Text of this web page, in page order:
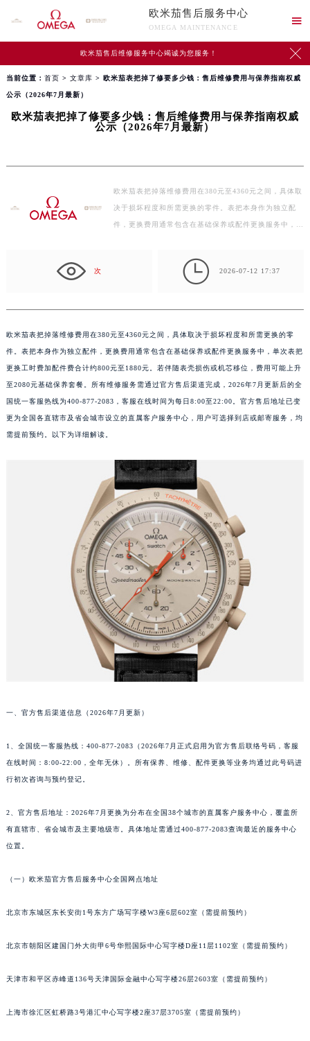
欧米茄售后服务中心
OMEGA MAINTENANCE

欧米茄售后维修服务中心竭诚为您服务！ 
当前位置： 首页 > 文章库 > 欧米茄表把掉了修要多少钱：售后维修费用与保养指南权威
公示（2026年7月最新）
欧米茄表把掉了修要多少钱：售后维修费用与保养指南权威
公示（2026年7月最新）
欧米茄表把掉落维修费用在380元至4360元之间，具体取
决于损坏程度和所需更换的零件。表把本身作为独立配
件，更换费用通常包含在基础保养或配件更换服务中，
次  2026-07-12 17:37
欧米茄表把掉落维修费用在380元至4360元之间，具体取决于损坏程度和所需更换的零
件。表把本身作为独立配件，更换费用通常包含在基础保养或配件更换服务中，单次表把
更换工时费加配件费合计约800元至1880元。若伴随表壳损伤或机芯移位，费用可能上升
至2080元基础保养套餐。所有维修服务需通过官方售后渠道完成，2026年7月更新后的全
国统一客服热线为400-877-2083，客服在线时间为每日8:00至22:00。官方售后地址已变
更为全国各直辖市及省会城市设立的直属客户服务中心，用户可选择到店或邮寄服务，均
需提前预约。以下为详细解读。
一、官方售后渠道信息（2026年7月更新）
1、全国统一客服热线：400-877-2083（2026年7月正式启用为官方售后联络号码，客服
在线时间：8:00-22:00，全年无休）。所有保养、维修、配件更换等业务均通过此号码进
行初次咨询与预约登记。
2、官方售后地址：2026年7月更换为分布在全国38个城市的直属客户服务中心，覆盖所
有直辖市、省会城市及主要地级市。具体地址需通过400-877-2083查询最近的服务中心
位置。
（一）欧米茄官方售后服务中心全国网点地址
北京市东城区东长安街1号东方广场写字楼W3座6层602室（需提前预约）
北京市朝阳区建国门外大街甲6号华熙国际中心写字楼D座11层1102室（需提前预约）
天津市和平区赤峰道136号天津国际金融中心写字楼26层2603室（需提前预约）
上海市徐汇区虹桥路3号港汇中心写字楼2座37层3705室（需提前预约）